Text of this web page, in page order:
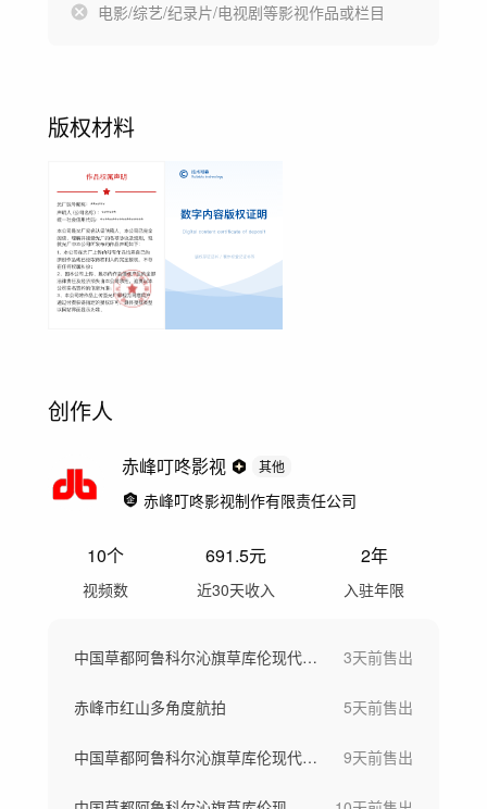
电影/综艺/纪录片/电视剧等影视作品或栏目
版权材料
创作人
赤峰叮咚影视 其他
赤峰叮咚影视制作有限责任公司
10个
视频数
691.5元
近30天收入
2年
入驻年限
中国草都阿鲁科尔沁旗草库伦现代农业 3天前售出
赤峰市红山多角度航拍 5天前售出
中国草都阿鲁科尔沁旗草库伦现代农业 9天前售出